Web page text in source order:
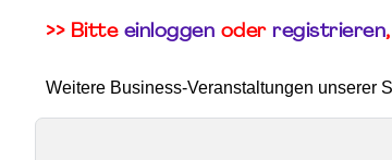
>> Bitte einloggen oder registrieren
Weitere Business-Veranstaltungen unserer